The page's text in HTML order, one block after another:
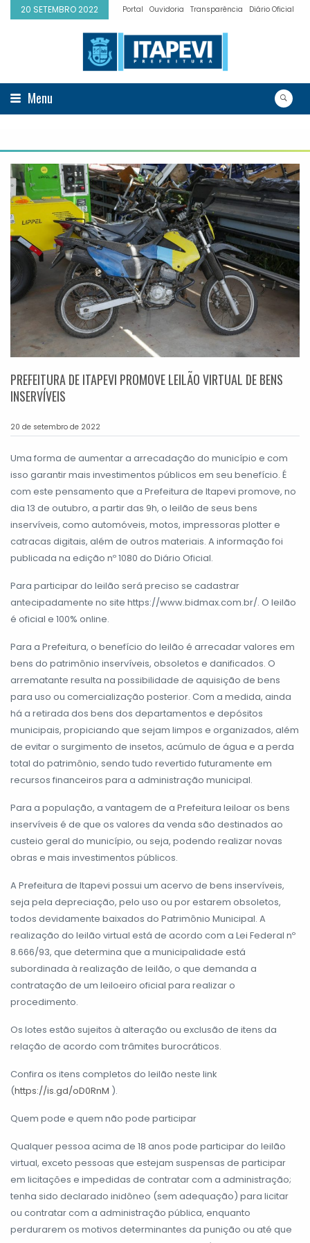
20 SETEMBRO 2022 Portal Ouvidoria Transparência Diário Oficial
Menu
PREFEITURA DE ITAPEVI PROMOVE LEILÃO VIRTUAL DE BENS
INSERVÍVEIS
20 de setembro de 2022
Uma forma de aumentar a arrecadação do município e com
isso garantir mais investimentos públicos em seu benefício. É
com este pensamento que a Prefeitura de Itapevi promove, no
dia 13 de outubro, a partir das 9h, o leilão de seus bens
inservíveis, como automóveis, motos, impressoras plotter e
catracas digitais, além de outros materiais. A informação foi
publicada na edição nº 1080 do Diário Oficial.
Para participar do leilão será preciso se cadastrar
antecipadamente no site https://www.bidmax.com.br/. O leilão
é oficial e 100% online.
Para a Prefeitura, o benefício do leilão é arrecadar valores em
bens do patrimônio inservíveis, obsoletos e danificados. O
arrematante resulta na possibilidade de aquisição de bens
para uso ou comercialização posterior. Com a medida, ainda
há a retirada dos bens dos departamentos e depósitos
municipais, propiciando que sejam limpos e organizados, além
de evitar o surgimento de insetos, acúmulo de água e a perda
total do patrimônio, sendo tudo revertido futuramente em
recursos financeiros para a administração municipal.
Para a população, a vantagem de a Prefeitura leiloar os bens
inservíveis é de que os valores da venda são destinados ao
custeio geral do município, ou seja, podendo realizar novas
obras e mais investimentos públicos.
A Prefeitura de Itapevi possui um acervo de bens inservíveis,
seja pela depreciação, pelo uso ou por estarem obsoletos,
todos devidamente baixados do Patrimônio Municipal. A
realização do leilão virtual está de acordo com a Lei Federal nº
8.666/93, que determina que a municipalidade está
subordinada à realização de leilão, o que demanda a
contratação de um leiloeiro oficial para realizar o
procedimento.
Os lotes estão sujeitos à alteração ou exclusão de itens da
relação de acordo com trâmites burocráticos.
Confira os itens completos do leilão neste link
(https://is.gd/oD0RnM ).
Quem pode e quem não pode participar
Qualquer pessoa acima de 18 anos pode participar do leilão
virtual, exceto pessoas que estejam suspensas de participar
em licitações e impedidas de contratar com a administração;
tenha sido declarado inidôneo (sem adequação) para licitar
ou contratar com a administração pública, enquanto
perdurarem os motivos determinantes da punição ou até que